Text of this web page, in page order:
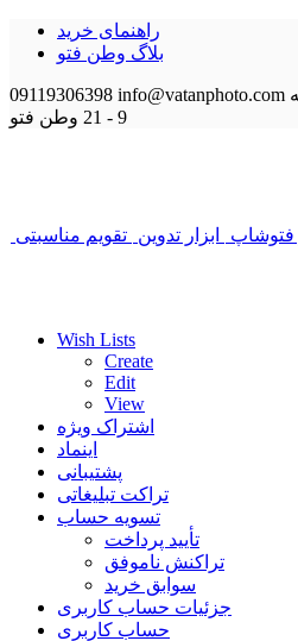
راهنمای خرید
بلاگ وطن فتو
09119306398 info@vatanphoto.com
9 - 21
وطن فتو
فتوشاپ ابزار تدوین تقویم مناسبتی
Wish Lists
Create
Edit
View
اشتراک ویژه
اینماد
پشتیبانی
تراکت تبلیغاتی
تسویه حساب
تأیید پرداخت
تراکنش ناموفق
سوابق خرید
جزئیات حساب کاربری
حساب کاربری